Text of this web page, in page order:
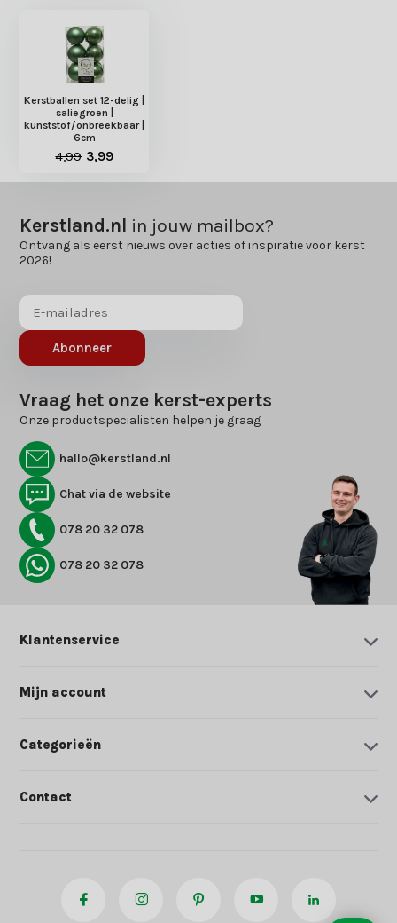
Kerstballen set 12-delig |
saliegroen |
kunststof/onbreekbaar |
6cm
4,99 3,99
Kerstland.nl in jouw mailbox?
Ontvang als eerst nieuws over acties of inspiratie voor kerst
2026!
Abonneer
Vraag het onze kerst-experts
Onze productspecialisten helpen je graag
hallo@kerstland.nl
Chat via de website
078 20 32 078
078 20 32 078
Klantenservice
Mijn account
Categorieën
Contact